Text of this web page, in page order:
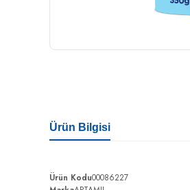
Ürün Bilgisi
Ürün Kodu00086227